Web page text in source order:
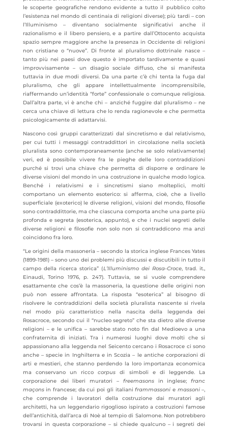
le scoperte geografiche rendono evidente a tutto il pubblico colto
l’esistenza nel mondo di centinaia di religioni diverse); più tardi – con
l’Illuminismo – diventano socialmente significativi anche il
razionalismo e il libero pensiero, e a partire dall’Ottocento acquista
spazio sempre maggiore anche la presenza in Occidente di religioni
non cristiane o “nuove”. Di fronte al pluralismo dottrinale nasce –
tanto più nei paesi dove questo è importato tardivamente e quasi
improvvisamente – un disagio sociale diffuso, che si manifesta
tuttavia in due modi diversi. Da una parte c’è chi tenta la fuga dal
pluralismo, che gli appare intellettualmente incomprensibile,
riaffermando un’identità “forte” confessionale o comunque religiosa.
Dall’altra parte, vi è anche chi – anziché fuggire dal pluralismo – ne
cerca una chiave di lettura che lo renda ragionevole e che permetta
psicologicamente di adattarvisi.
Nascono così gruppi caratterizzati dal sincretismo e dal relativismo,
per cui tutti i messaggi contraddittori in circolazione nella società
pluralista sono contemporaneamente (anche se solo relativamente)
veri, ed è possibile vivere fra le pieghe delle loro contraddizioni
purché si trovi una chiave che permetta di disporre e ordinare le
diverse visioni del mondo in una costruzione in qualche modo logica.
Benché i relativismi e i sincretismi siano molteplici, molti
comportano un elemento esoterico: si afferma, cioè, che a livello
superficiale (exoterico) le diverse religioni, visioni del mondo, filosofie
sono contraddittorie, ma che ciascuna comporta anche una parte più
profonda e segreta (esoterica, appunto), e che i nuclei segreti delle
diverse religioni e filosofie non solo non si contraddicono ma anzi
coincidono fra loro.
“Le origini della massoneria – secondo la storica inglese Frances Yates
(1899-1981) – sono uno dei problemi più discussi e discutibili in tutto il
campo della ricerca storica” (L’Illuminismo dei Rosa-Croce, trad. it.,
Einaudi, Torino 1976, p. 247). Tuttavia, se si vuole comprendere
esattamente che cos’è la massoneria, la questione delle origini non
può non essere affrontata. La risposta “esoterica” al bisogno di
risolvere le contraddizioni della società pluralista nascente si rivela
nel modo più caratteristico nella nascita della leggenda dei
Rosacroce, secondo cui il “nucleo segreto” che sta dietro alle diverse
religioni – e le unifica – sarebbe stato noto fin dal Medioevo a una
confraternita di iniziati. Tra i numerosi luoghi dove molti che si
appassionano alla leggenda nel Seicento cercano i Rosacroce ci sono
anche – specie in Inghilterra e in Scozia – le antiche corporazioni di
arti e mestieri, che stanno perdendo la loro importanza economica
ma conservano un riccocorpus di simboli e di leggende. La
corporazione dei liberi muratori – freemasons in inglese;franc
maçonsin francese; da cui poi gli italianiframmassoni e massoni–,
che comprende i lavoratori della costruzione dai muratori agli
architetti, ha un leggendario rigoglioso ispirato a costruzioni famose
dell’antichità, dall’arca di Noè al tempio di Salomone. Non potrebbero
trovarsi in questa corporazione – si chiede qualcuno – i segreti dei